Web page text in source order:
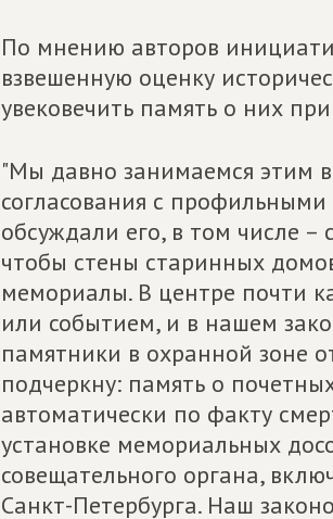
По мнению авторов
взвешенную оценку
увековечить память о них
"Мы давно занимаемся этим
согласования с
обсуждали его, в том числе
чтобы стены старинных
мемориалы. В центре почти
или событием, и в нашем
памятники в охранной зоне
подчеркну: память о
автоматически по факту
установке мемориальных
совещательного органа,
Санкт-Петербурга. Наш